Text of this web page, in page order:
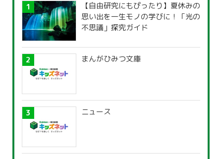
【自由研究にもぴったり】夏休みの
思い出を一生モノの学びに！「光の
不思議」探究ガイド
まんがひみつ文庫
ニュース